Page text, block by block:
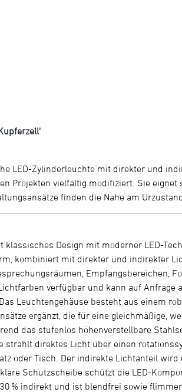
LED-Zylinderleuchte mit direkter und
Projekten vielfältig modifiziert. Sie
finden die Nahe am
klassisches Design mit moderner LED-
kombiniert mit direkter und indirekter
Empfangsbereichen,
verfügbar und kann auf Anfrage
Leuchtengehäuse besteht aus einem
ergänzt, die für eine gleichmäßige,
das stufenlos höhenverstellbare
strahlt direktes Licht über einen
oder Tisch. Der indirekte Lichtanteil wird
Schutzscheibe schützt die LED-
% indirekt und ist blendfrei sowie